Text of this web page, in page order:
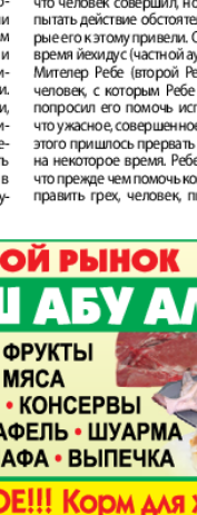
Давай
ресторан
меридиан
записки
Изюм
Клан